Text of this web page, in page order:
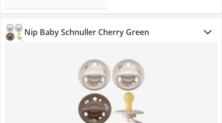
Nip Baby Schnuller Cherry Green